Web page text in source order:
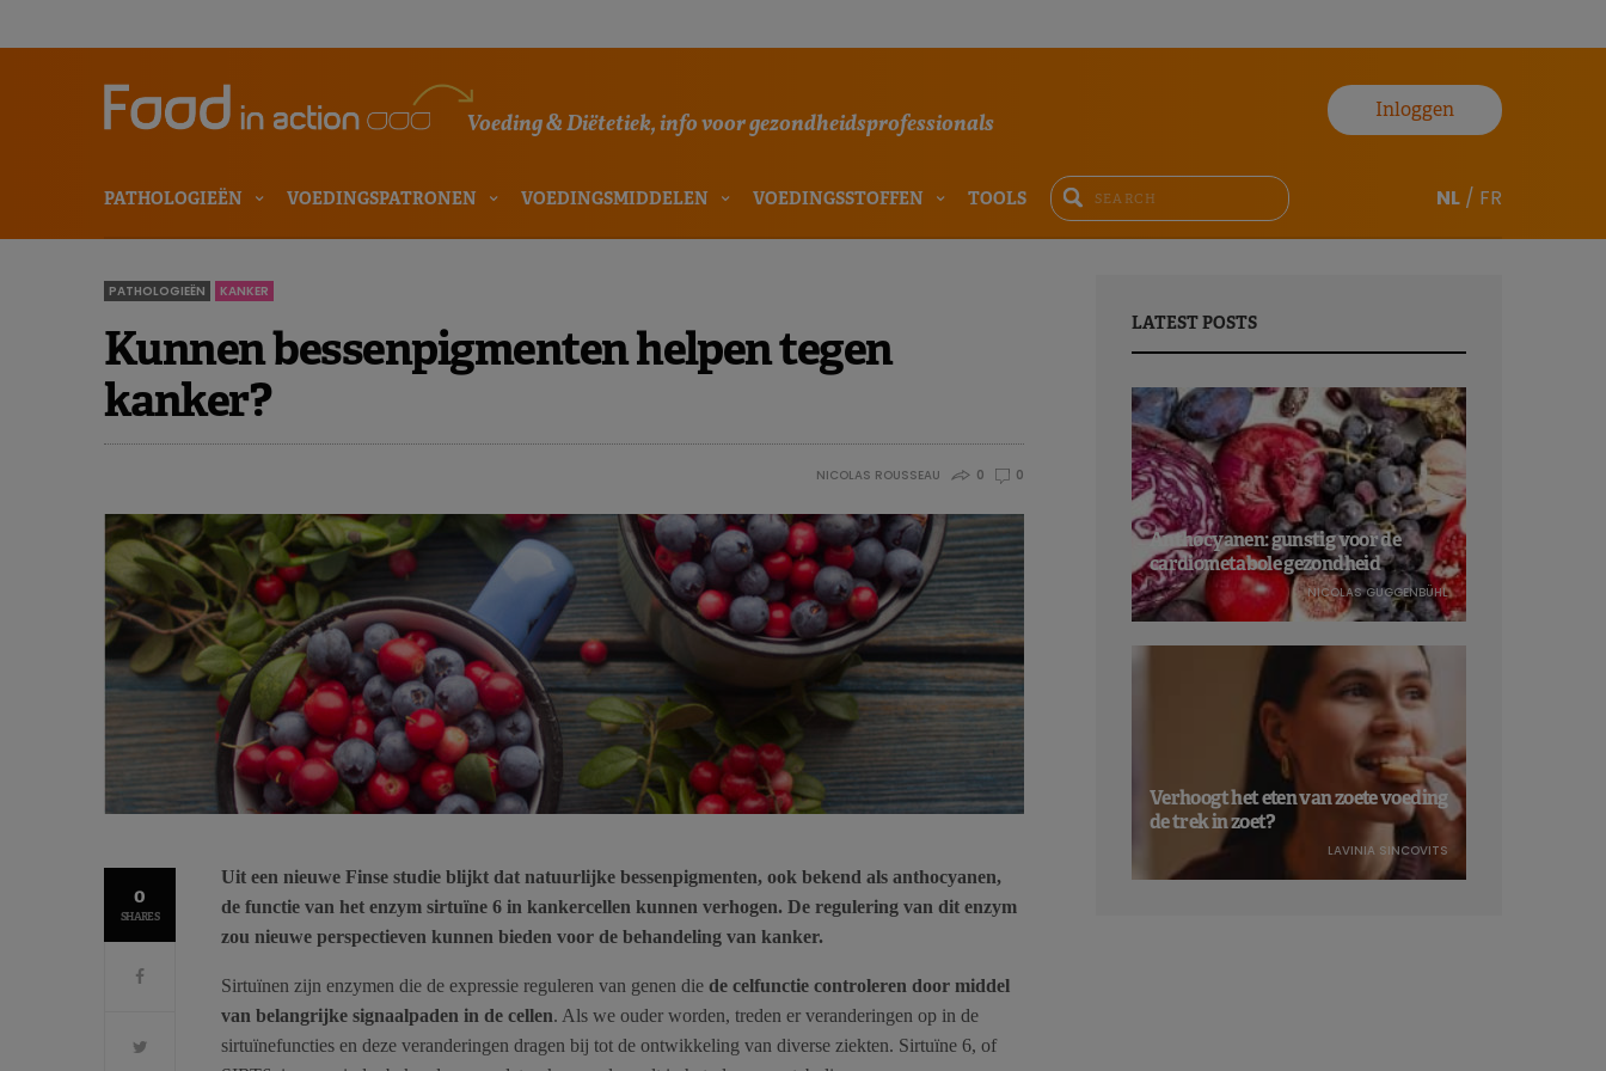
Voeding & Diëtetiek, info voor gezondheidsprofessionals
Inloggen
PATHOLOGIEËN VOEDINGSPATRONEN VOEDINGSMIDDELEN VOEDINGSSTOFFEN TOOLS NL / FR
PATHOLOGIEËN KANKER
Kunnen bessenpigmenten helpen tegen
kanker?
NICOLAS ROUSSEAU 0 0
0
SHARES
Uit een nieuwe Finse studie blijkt dat natuurlijke bessenpigmenten, ook bekend als anthocyanen,
de functie van het enzym sirtuïne 6 in kankercellen kunnen verhogen. De regulering van dit enzym
zou nieuwe perspectieven kunnen bieden voor de behandeling van kanker.
Sirtuïnen zijn enzymen die de expressie reguleren van genen die de celfunctie controleren door middel
van belangrijke signaalpaden in de cellen. Als we ouder worden, treden er veranderingen op in de
sirtuïnefuncties en deze veranderingen dragen bij tot de ontwikkeling van diverse ziekten. Sirtuïne 6, of
LATEST POSTS
Anthocyanen: gunstig voor de
cardiometabole gezondheid
NICOLAS GUGGENBÜHL
Verhoogt het eten van zoete voeding
de trek in zoet?
LAVINIA SINCOVITS